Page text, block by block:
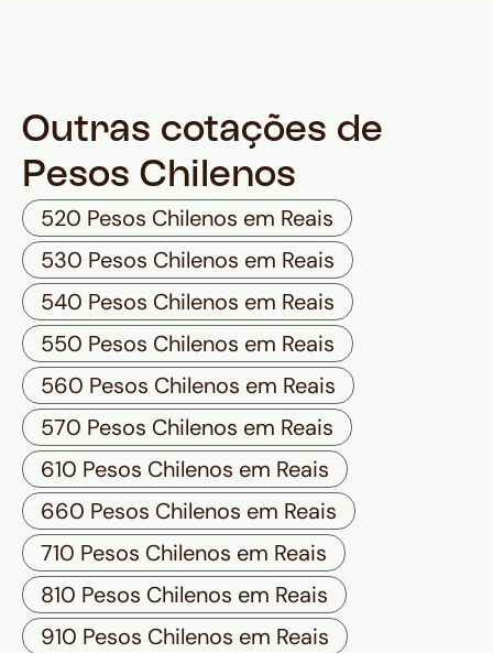
Outras cotações de
Pesos Chilenos
520 Pesos Chilenos em Reais
530 Pesos Chilenos em Reais
540 Pesos Chilenos em Reais
550 Pesos Chilenos em Reais
560 Pesos Chilenos em Reais
570 Pesos Chilenos em Reais
610 Pesos Chilenos em Reais
660 Pesos Chilenos em Reais
710 Pesos Chilenos em Reais
810 Pesos Chilenos em Reais
910 Pesos Chilenos em Reais